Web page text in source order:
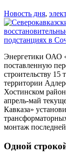
Новость дня,
Энергетики ОАО
поставленную
строительству
территории
Хостинском
апрель-май
Кавказа»
монтаж
Одной